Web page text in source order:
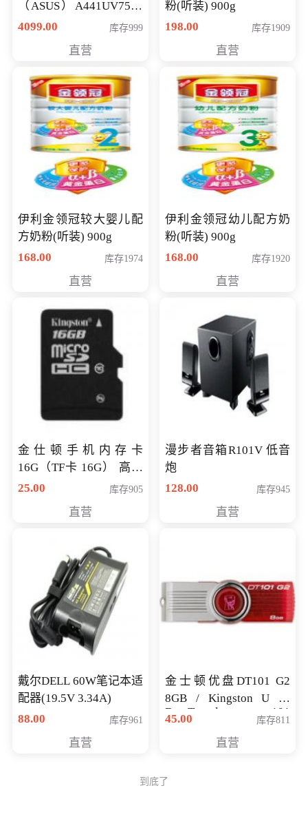
（ASUS）A441UV7500
顽石（7代i7-7500U 4G
4099.00 库存999
直营
粉(听装) 900g
198.00
库存1909
直营
伊利金领冠较大婴儿配
方奶粉(听装) 900g
168.00
库存1974
直营
伊利金领冠幼儿配方奶
粉(听装) 900g
168.00
库存1920
直营
金仕顿手机内存卡
16G（TF卡 16G） 高速
卡 CLASS 10
25.00 库存905
直营
漫步者音箱R101V 低音
炮
128.00
库存945
直营
戴尔DELL 60W笔记本适
配器(19.5V 3.34A)
88.00
库存961
直营
金士顿优盘DT101 G2
8GB / Kingston U 盘
DataTraveler 101
Generati
45.00 库存811
直营
到底了